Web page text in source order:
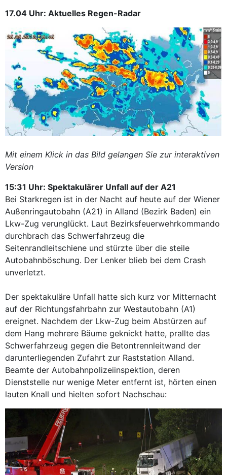
17.04 Uhr: Aktuelles Regen-Radar
Mit einem Klick in das Bild gelangen Sie zur interaktiven
Version
15:31 Uhr: Spektakulärer Unfall auf der A21
Bei Starkregen ist in der Nacht auf heute auf der Wiener
Außenringautobahn (A21) in Alland (Bezirk Baden) ein
Lkw-Zug verunglückt. Laut Bezirksfeuerwehrkommando
durchbrach das Schwerfahrzeug die
Seitenrandleitschiene und stürzte über die steile
Autobahnböschung. Der Lenker blieb bei dem Crash
unverletzt.
Der spektakuläre Unfall hatte sich kurz vor Mitternacht
auf der Richtungsfahrbahn zur Westautobahn (A1)
ereignet. Nachdem der Lkw-Zug beim Abstürzen auf
dem Hang mehrere Bäume geknickt hatte, prallte das
Schwerfahrzeug gegen die Betontrennleitwand der
darunterliegenden Zufahrt zur Raststation Alland.
Beamte der Autobahnpolizeiinspektion, deren
Dienststelle nur wenige Meter entfernt ist, hörten einen
lauten Knall und hielten sofort Nachschau: